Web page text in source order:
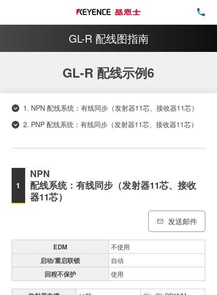
GL-R 配线图指南
GL-R 配线示例6
1. NPN 配线系统：有线同步（发射器11芯、接收器11芯）
2. PNP 配线系统：有线同步（发射器11芯、接收器11芯）
NPN
配线系统：有线同步（发射器11芯、接收
器11芯）
发送邮件
EDM
不使用
启动/重启联锁
自动
回程不保护
使用